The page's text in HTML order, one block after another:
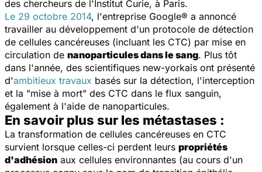
des chercheurs de l'Institut Curie, à Paris.
Le 29 octobre 2014, l'entreprise Google® a annoncé
travailler au développement d'un protocole de détection
de cellules cancéreuses (incluant les CTC) par mise en
circulation de nanoparticules dans le sang. Plus tôt
dans l'année, des scientifiques new-yorkais ont présenté
d'ambitieux travaux basés sur la détection, l'interception
et la "mise à mort" des CTC dans le flux sanguin,
également à l'aide de nanoparticules.
En savoir plus sur les métastases :
La transformation de cellules cancéreuses en CTC
survient lorsque celles-ci perdent leurs propriétés
d'adhésion aux cellules environnantes (au cours d'un